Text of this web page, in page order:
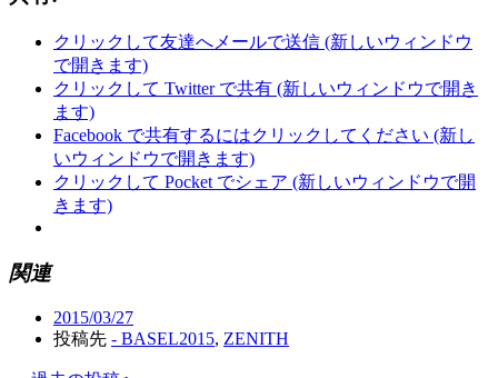
クリックして友達へメールで送信 (新しいウィンドウ
で開きます)
クリックして Twitter で共有 (新しいウィンドウで開き
ます)
Facebook で共有するにはクリックしてください (新し
いウィンドウで開きます)
クリックして Pocket でシェア (新しいウィンドウで開
きます)
関連
2015/03/27
投稿先 - BASEL2015, ZENITH